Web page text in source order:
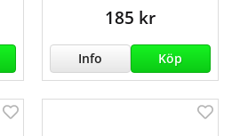
185 kr
Info Köp